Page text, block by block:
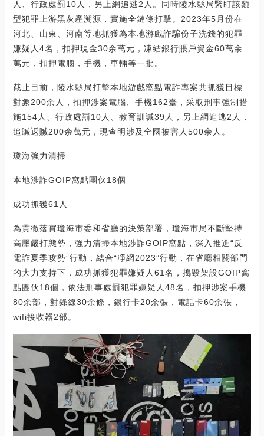
人、行政處罰10人，另上網追逃2人。同時陵水縣局緊盯該類
型犯罪上游黑灰產溯源，實施全鏈條打擊。2023年5月份在
河北、山東、河南等地抓獲為本地游戲詐騙份子洗錢的犯罪
嫌疑人4名，扣押現金30余萬元，凍結銀行賬戶資金60萬余
萬元，扣押電腦，手機，車輛等一批。
截止目前，陵水縣局打擊本地游戲窩點電詐專案共抓獲目標
對象200余人，扣押涉案電腦、手機162臺，采取刑事強制措
施154人、行政處罰10人、教育訓誡39人，另上網追逃2人，
追贓返贓200余萬元，現查明涉及全國被害人500余人。
瓊海強力清掃
本地涉詐GOIP窩點團伙18個
成功抓獲61人
為貫徹落實瓊海市委和省廳的決策部署，瓊海市局不斷堅持
高壓嚴打態勢，強力清掃本地涉詐GOIP窩點，深入推進“反
電詐夏季攻勢”行動，結合“凈網2023”行動，在省廳相關部門
的大力支持下，成功抓獲犯罪嫌疑人61名，搗毀架設GOIP窩
點團伙18個，依法刑事處罰犯罪嫌疑人48名，扣押涉案手機
80余部，對錄線30余條，銀行卡20余張，電話卡60余張，
wifi接收器2部。